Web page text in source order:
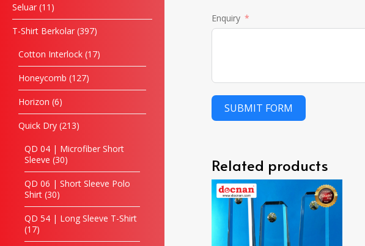
Seluar 11
T-Shirt Berkolar 397
Cotton Interlock 17
Honeycomb 127
Horizon 6
Quick Dry 213
QD 04 | Microfiber Short
Sleeve 30
QD 06 | Short Sleeve Polo
Shirt 30
QD 54 | Long Sleeve T-Shirt
17
Enquiry
SUBMIT FORM
Related products